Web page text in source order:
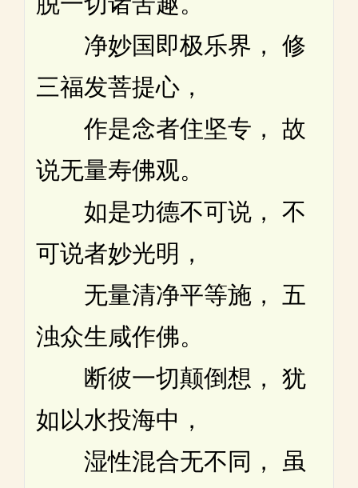
净妙国即极乐界， 修
三福发菩提心，
作是念者住坚专， 故
说无量寿佛观。
如是功德不可说， 不
可说者妙光明，
无量清净平等施， 五
浊众生咸作佛。
断彼一切颠倒想， 犹
如以水投海中，
湿性混合无不同， 虽